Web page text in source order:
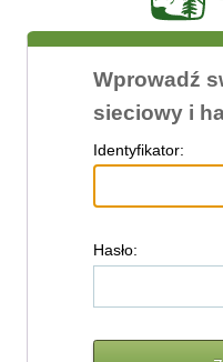
Wprowadź
sieciowy i
Identyfikator:
Hasło: